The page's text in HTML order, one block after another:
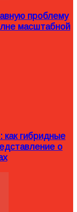
проблему
масштабной
как гибридные
о